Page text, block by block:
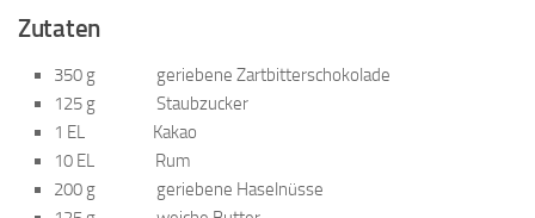
Zutaten
350 g geriebene Zartbitterschokolade
125 g Staubzucker
1 EL Kakao
10 EL Rum
200 g geriebene Haselnüsse